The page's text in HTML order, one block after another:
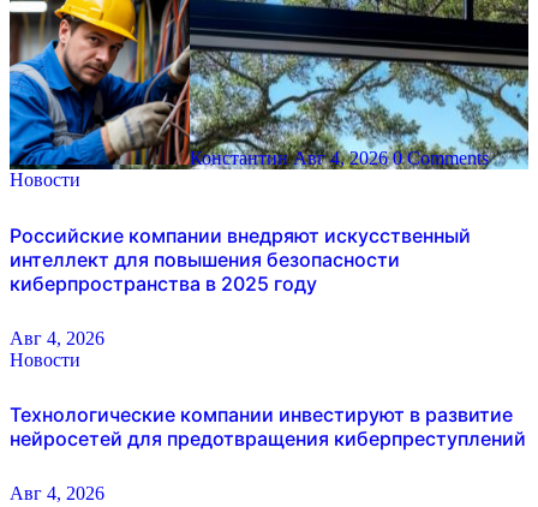
КонстантинАвг 4, 2026 0 Comments
Новости
Российские компании внедряют искусственный
интеллект для повышения безопасности
киберпространства в 2025 году
Авг 4, 2026
Новости
Технологические компании инвестируют в развитие
нейросетей для предотвращения киберпреступлений
Авг 4, 2026